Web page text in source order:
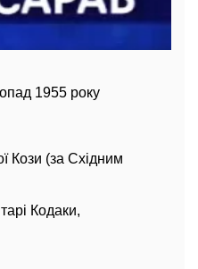
1955 року
Кози (за Східним
Кодаки,